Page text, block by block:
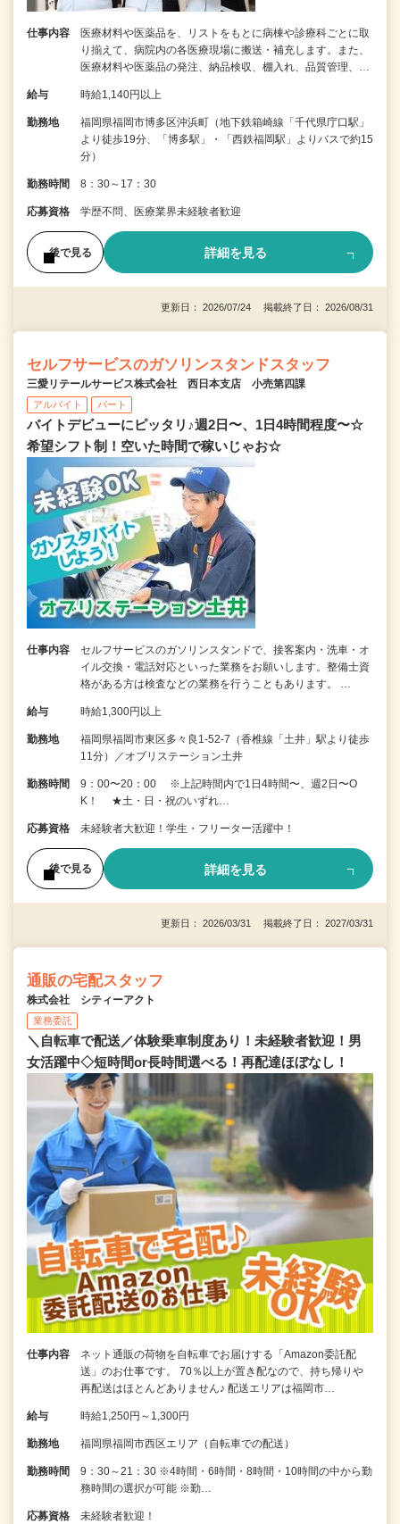
仕事内容
医療材料や医薬品を、リストをもとに病棟や診療科ごとに取
り揃えて、病院内の各医療現場に搬送・補充します。また、
医療材料や医薬品の発注、納品検収、棚入れ、品質管理、…
給与 時給1,140円以上
勤務地
福岡県福岡市博多区沖浜町（地下鉄箱崎線「千代県庁口駅」
より徒歩19分、「博多駅」・「西鉄福岡駅」よりバスで約15
分）
勤務時間 8：30～17：30
応募資格 学歴不問、医療業界未経験者歓迎
後で見る 詳細を見る
更新日： 2026/07/24 掲載終了日： 2026/08/31
セルフサービスのガソリンスタンドスタッフ
三愛リテールサービス株式会社 西日本支店 小売第四課
アルバイト パート
バイトデビューにピッタリ♪週2日〜、1日4時間程度〜☆
希望シフト制！空いた時間で稼いじゃお☆
仕事内容
セルフサービスのガソリンスタンドで、接客案内・洗車・オ
イル交換・電話対応といった業務をお願いします。整備士資
格がある方は検査などの業務を行うこともあります。 …
給与 時給1,300円以上
勤務地
福岡県福岡市東区多々良1-52-7（香椎線「土井」駅より徒歩
11分）／オブリステーション土井
勤務時間
9：00〜20：00 ※上記時間内で1日4時間〜、週2日〜O
K！ ★土・日・祝のいずれ…
応募資格 未経験者大歓迎！学生・フリーター活躍中！
後で見る 詳細を見る
更新日： 2026/03/31 掲載終了日： 2027/03/31
通販の宅配スタッフ
株式会社 シティーアクト
業務委託
＼自転車で配送／体験乗車制度あり！未経験者歓迎！男
女活躍中◇短時間or長時間選べる！再配達ほぼなし！
仕事内容
ネット通販の荷物を自転車でお届けする「Amazon委託配
送」のお仕事です。 70％以上が置き配なので、持ち帰りや
再配送はほとんどありません♪ 配送エリアは福岡市…
給与 時給1,250円～1,300円
勤務地 福岡県福岡市西区エリア（自転車での配送）
勤務時間
9：30～21：30 ※4時間・6時間・8時間・10時間の中から勤
務時間の選択が可能 ※勤…
応募資格 未経験者歓迎！